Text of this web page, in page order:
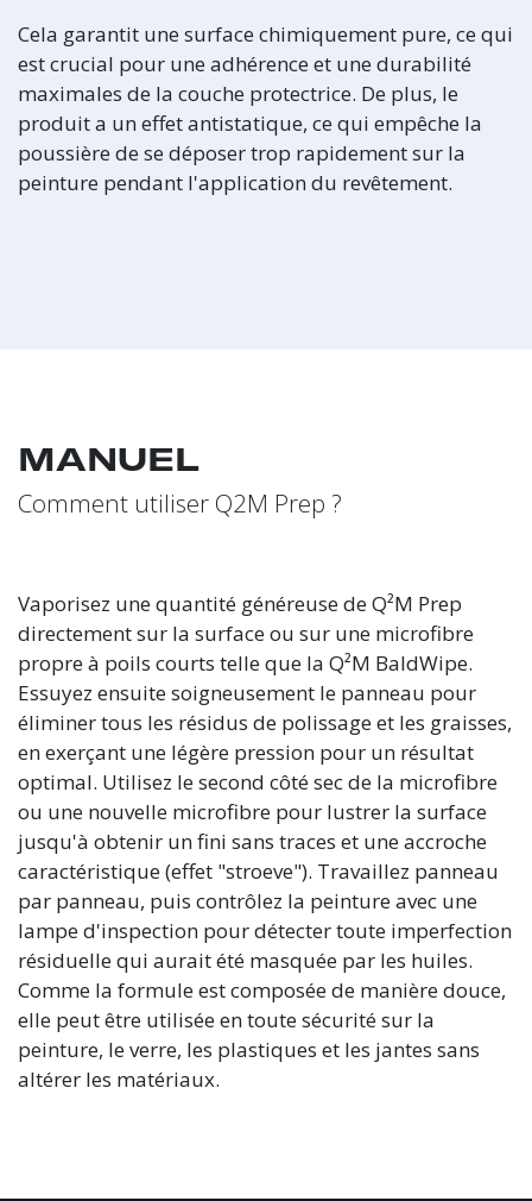
Cela garantit une surface chimiquement pure, ce qui
est crucial pour une adhérence et une durabilité
maximales de la couche protectrice. De plus, le
produit a un effet antistatique, ce qui empêche la
poussière de se déposer trop rapidement sur la
peinture pendant l'application du revêtement.
MANUEL
Comment utiliser Q2M Prep ?
Vaporisez une quantité généreuse de Q²M Prep
directement sur la surface ou sur une microfibre
propre à poils courts telle que la Q²M BaldWipe.
Essuyez ensuite soigneusement le panneau pour
éliminer tous les résidus de polissage et les graisses,
en exerçant une légère pression pour un résultat
optimal. Utilisez le second côté sec de la microfibre
ou une nouvelle microfibre pour lustrer la surface
jusqu'à obtenir un fini sans traces et une accroche
caractéristique (effet "stroeve"). Travaillez panneau
par panneau, puis contrôlez la peinture avec une
lampe d'inspection pour détecter toute imperfection
résiduelle qui aurait été masquée par les huiles.
Comme la formule est composée de manière douce,
elle peut être utilisée en toute sécurité sur la
peinture, le verre, les plastiques et les jantes sans
altérer les matériaux.